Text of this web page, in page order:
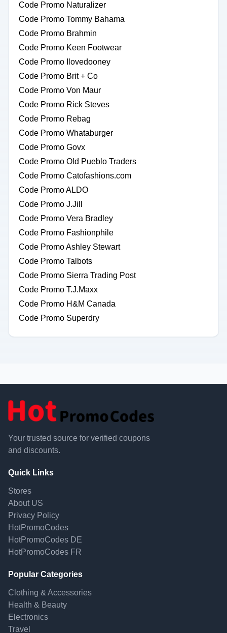
Code Promo Naturalizer
Code Promo Tommy Bahama
Code Promo Brahmin
Code Promo Keen Footwear
Code Promo Ilovedooney
Code Promo Brit + Co
Code Promo Von Maur
Code Promo Rick Steves
Code Promo Rebag
Code Promo Whataburger
Code Promo Govx
Code Promo Old Pueblo Traders
Code Promo Catofashions.com
Code Promo ALDO
Code Promo J.Jill
Code Promo Vera Bradley
Code Promo Fashionphile
Code Promo Ashley Stewart
Code Promo Talbots
Code Promo Sierra Trading Post
Code Promo T.J.Maxx
Code Promo H&M Canada
Code Promo Superdry
Your trusted source for verified coupons
and discounts.
Quick Links
Stores
About US
Privacy Policy
HotPromoCodes
HotPromoCodes DE
HotPromoCodes FR
Popular Categories
Clothing & Accessories
Health & Beauty
Electronics
Travel